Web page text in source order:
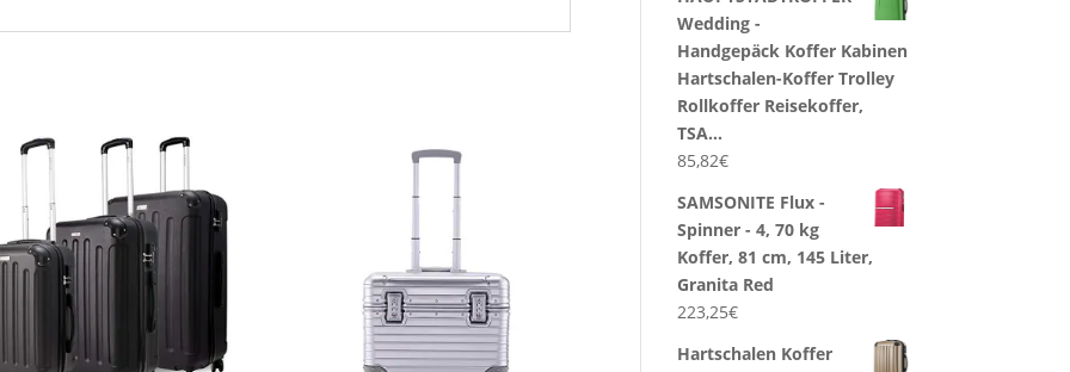
Wedding -
Handgepäck Koffer Kabinen
Hartschalen-Koffer Trolley
Rollkoffer Reisekoffer,
TSA…
85,82€
SAMSONITE Flux -
Spinner - 4, 70 kg
Koffer, 81 cm, 145 Liter,
Granita Red
223,25€
Hartschalen Koffer